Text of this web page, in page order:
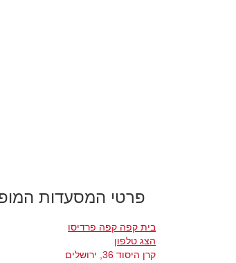
פרטי המסעדות
בית קפה קפה פרדיסו
הצג טלפון
קרן היסוד 36, ירושלים